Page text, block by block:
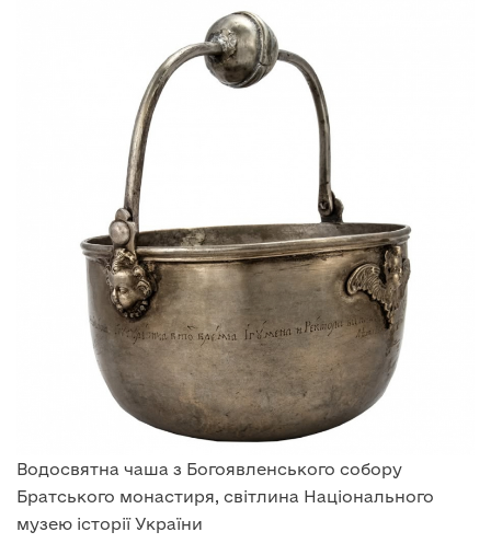
Водосвятна чаша з Богоявленського собору
Братського монастиря, світлина Національного
музею історії України